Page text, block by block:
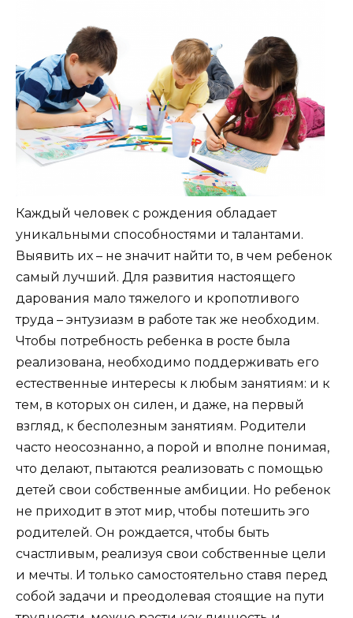
Каждый человек с рождения обладает
уникальными способностями и талантами.
Выявить их – не значит найти то, в чем ребенок
самый лучший. Для развития настоящего
дарования мало тяжелого и кропотливого
труда – энтузиазм в работе так же необходим.
Чтобы потребность ребенка в росте была
реализована, необходимо поддерживать его
естественные интересы к любым занятиям: и к
тем, в которых он силен, и даже, на первый
взгляд, к бесполезным занятиям. Родители
часто неосознанно, а порой и вполне понимая,
что делают, пытаются реализовать с помощью
детей свои собственные амбиции. Но ребенок
не приходит в этот мир, чтобы потешить эго
родителей. Он рождается, чтобы быть
счастливым, реализуя свои собственные цели
и мечты. И только самостоятельно ставя перед
собой задачи и преодолевая стоящие на пути